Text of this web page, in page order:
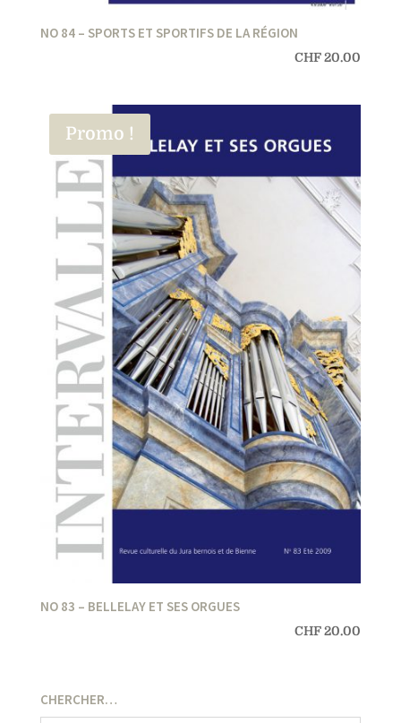
NO 84 – SPORTS ET SPORTIFS DE LA RÉGION
CHF20.00
Promo !
NO 83 – BELLELAY ET SES ORGUES
CHF20.00
CHERCHER…